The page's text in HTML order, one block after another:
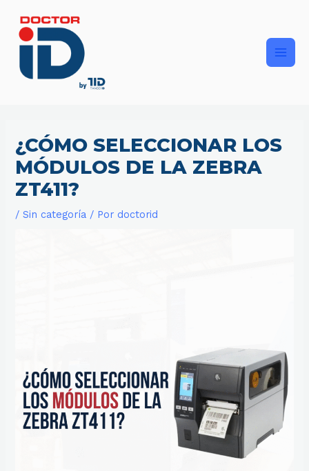
contenido
¿CÓMO SELECCIONAR LOS
MÓDULOS DE LA ZEBRA
ZT411?
/Sin categoría / Por doctorid